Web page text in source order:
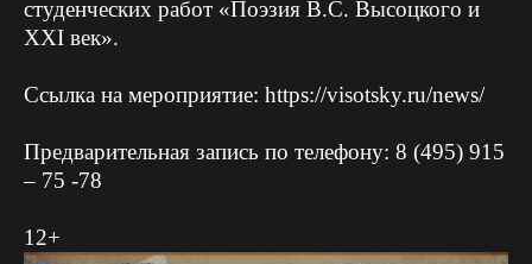
студенческих работ «Поэзия В.С. Высоцкого и
XXI век».
Ссылка на мероприятие: https://visotsky.ru/news/
Предварительная запись по телефону: 8 (495) 915
– 75 -78
12+